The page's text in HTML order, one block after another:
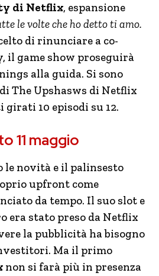
di Netflix, espansione
le volte che ho detto ti amo.
di rinunciare a co-
il game show proseguirà
alla guida. Si sono
The Upshasws di Netflix
10 episodi su 12.
11 maggio
le novità e il palinsesto
upfront come
da tempo. Il suo slot e
era stato preso da Netflix
la pubblicità ha bisogno
Ma il primo
non si farà più in presenza